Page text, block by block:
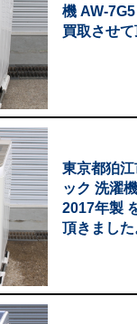
機 AW-
買取させて
東京都狛
ック 洗濯
2017年製
頂きました